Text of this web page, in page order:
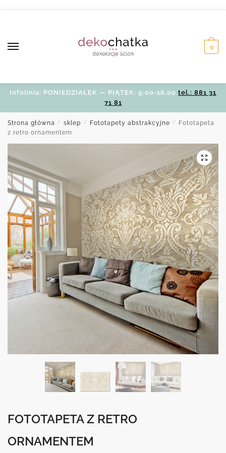
0
Infolinia: PONIEDZIAŁEK — PIĄTEK: 9.00-16.00 tel.: 881 31
71 81
Strona główna / sklep / Fototapety abstrakcyjne /
Fototapeta
z retro ornamentem
FOTOTAPETA Z RETRO
ORNAMENTEM